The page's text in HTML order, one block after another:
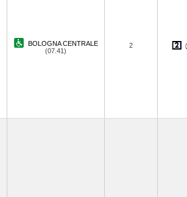
BOLOGNA CENTRALE
(07.41)
2